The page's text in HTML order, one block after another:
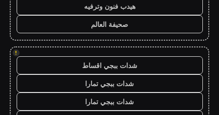
هيدب فنون وترفيه
صحيفة العالم
!
شدات ببجي اقساط
شدات ببجي تمارا
شدات ببجي تمارا